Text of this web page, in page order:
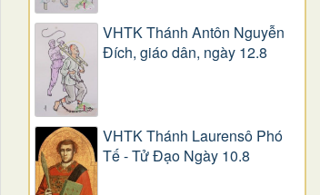
VHTK Thánh Antôn Nguyễn
Ðích, giáo dân, ngày 12.8
VHTK Thánh Laurensô Phó
Tế - Tử Đạo Ngày 10.8